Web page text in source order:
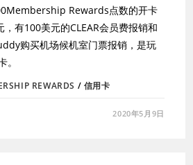
Rewards点数的开卡
有100美元的CLEAR会员费报销和
购买机场候机室门票报销，是玩
REWARDS / 信用卡
2020年5月9日